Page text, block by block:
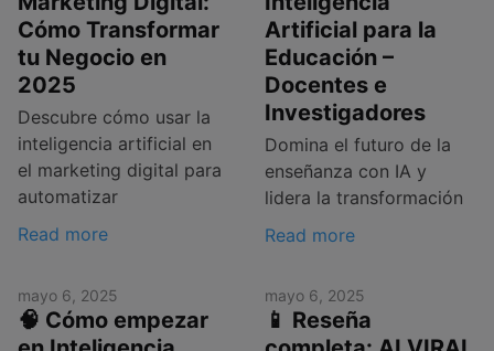
Cómo Transformar
tu Negocio en
2025
Descubre cómo usar la
inteligencia artificial en
el marketing digital para
automatizar
Read more
Artificial para la
Educación –
Docentes e
Investigadores
Domina el futuro de la
enseñanza con IA y
lidera la transformación
Read more
mayo 6, 2025
🧠 Cómo empezar
mayo 6, 2025
📱 Reseña